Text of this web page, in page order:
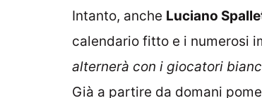
Intanto, anche Luciano
calendario fitto e i numerosi
alternerà con i giocatori
Già a partire da domani